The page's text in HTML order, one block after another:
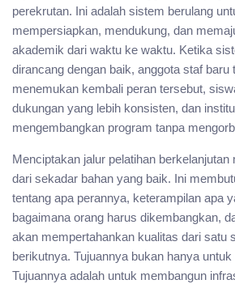
perekrutan. Ini adalah sistem berulang
mempersiapkan, mendukung, dan
akademik dari waktu ke waktu. Ketika
dirancang dengan baik, anggota staf baru
menemukan kembali peran tersebut,
dukungan yang lebih konsisten, dan
mengembangkan program tanpa
Menciptakan jalur pelatihan berkelanjutan
dari sekadar bahan yang baik. Ini
tentang apa perannya, keterampilan apa
bagaimana orang harus dikembangkan,
akan mempertahankan kualitas dari satu
berikutnya. Tujuannya bukan hanya
Tujuannya adalah untuk membangun